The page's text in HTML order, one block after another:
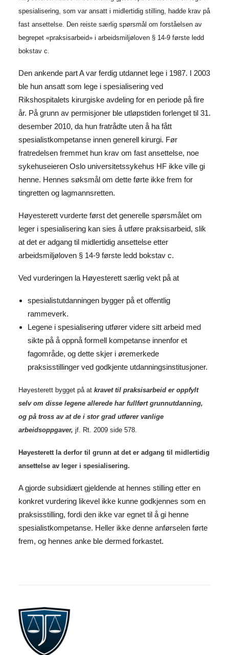
spesialisering, som var ansatt i midlertidig stilling, hadde krav på
fast ansettelse. Den reiste særlig spørsmål om forståelsen av
begrepet «praksisarbeid» i arbeidsmiljøloven § 14-9 første ledd
bokstav c.
Den ankende part A var ferdig utdannet lege i 1987. I 2003
ble hun ansatt som lege i spesialisering ved
Rikshospitalets kirurgiske avdeling for en periode på fire
år. På grunn av permisjoner ble utløpstiden forlenget til 31.
desember 2010, da hun fratrådte uten å ha fått
spesialistkompetanse innen generell kirurgi. Før
fratredelsen fremmet hun krav om fast ansettelse, noe
sykehuseieren Oslo universitetssykehus HF ikke ville gi
henne. Hennes søksmål om dette førte ikke frem for
tingretten og lagmannsretten.
Høyesterett vurderte først det generelle spørsmålet om
leger i spesialisering kan sies å utføre praksisarbeid, slik
at det er adgang til midlertidig ansettelse etter
arbeidsmiljøloven § 14-9 første ledd bokstav c.
Ved vurderingen la Høyesterett særlig vekt på at
spesialistutdanningen bygger på et offentlig
rammeverk.
Legene i spesialisering utfører videre sitt arbeid med
sikte på å oppnå formell kompetanse innenfor et
fagområde, og dette skjer i øremerkede
praksisstillinger ved godkjente utdanningsinstitusjoner.
Høyesterett bygget på at kravet til praksisarbeid er oppfylt
selv om disse legene allerede har fullført grunnutdanning,
og på tross av at de i stor grad utfører vanlige
arbeidsoppgaver, jf. Rt. 2009 side 578.
Høyesterett la derfor til grunn at det er adgang til midlertidig
ansettelse av leger i spesialisering.
A gjorde subsidiært gjeldende at hennes stilling etter en
konkret vurdering likevel ikke kunne godkjennes som en
praksisstilling, fordi den ikke var egnet til å gi henne
spesialistkompetanse. Heller ikke denne anførselen førte
frem, og hennes anke ble dermed forkastet.